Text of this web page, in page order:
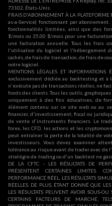
73102, États-Unis.
FRAIS D'ABONNEMENT À LA
as-a-Service) fonctionnant par
fonctionnalités limitées, ainsi que des
$/mois ou 35,00 $/mois pour une
une facturation annuelle. Tous les frais
l'utilisation du logiciel et l'hébergement
cachés, de frais de transaction, de frais de
notre logiciel.
MENTIONS LÉGALES ET
exclusivement dédiée au backtesting et à
n'exécute pas de transactions réelles, ne
fonds des clients. Tous les outils,
uniquement à des fins éducatives, de
élément contenu sur ce site web ou au
financier, d'investissement, fiscal ou
de vente d'instruments financiers. Le
forex, les CFD, les actions et les
peut entraîner la perte de la totalité de
investisseurs. Vous devez examiner
tolérance au risque avant de trader avec de
stratégie de trading ou d'un backtest ne
DE LA CFTC - LES RÉSULTATS DE
PRÉSENTENT CERTAINES LIMITES.
PERFORMANCE RÉEL, LES RÉSULTATS
RÉELLES. DE PLUS, ÉTANT DONNÉ QUE
LES RÉSULTATS PEUVENT AVOIR SOUS-
CERTAINS FACTEURS DE MARCHÉ,